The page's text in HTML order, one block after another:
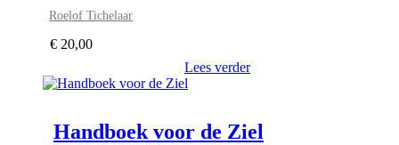
Roelof Tichelaar
€ 20,00
Lees verder
Handboek voor de Ziel